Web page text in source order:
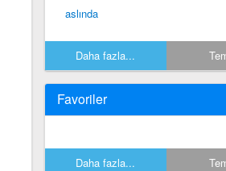
aslında
Daha fazla...
Favoriler
Daha fazla...